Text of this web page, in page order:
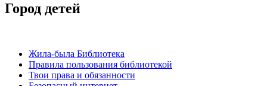
Город детей
Жила-была Библиотека
Правила пользования библиотекой
Твои права и обязанности